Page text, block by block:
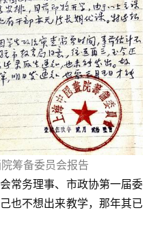
院筹备委员会报告
常务理事、市政协第一届委
也不想出来教学，那年其已